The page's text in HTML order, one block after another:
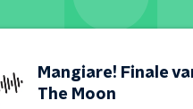
Mangiare! Finale
The Moon